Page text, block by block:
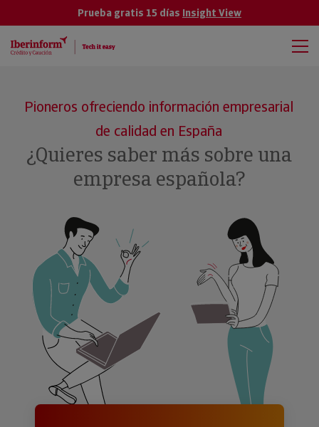
Prueba gratis 15 días Insight View
Pioneros ofreciendo información empresarial
de calidad en España
¿Quieres saber más sobre una
empresa española?